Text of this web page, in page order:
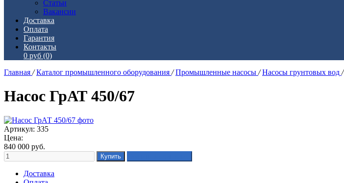
Статьи
Вакансии
Доставка
Оплата
Гарантия
Контакты
0 руб (0)
Главная / Каталог промышленного оборудования / Промышленные насосы / Насосы грунтовых вод /
Насос ГрАТ 450/67
Артикул: 335
Цена:
840 000 руб.
Доставка